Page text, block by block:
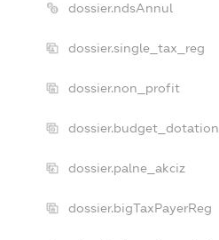
dossier.ndsAnnul
dossier.single_tax_reg
dossier.non_profit
dossier.budget_dotation
dossier.palne_akciz
dossier.bigTaxPayerReg